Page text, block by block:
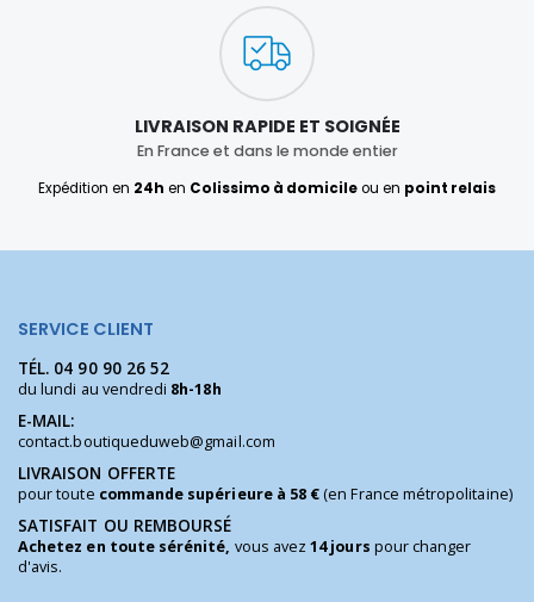
LIVRAISON RAPIDE ET SOIGNÉE
En France et dans le monde entier
Expédition en 24h en Colissimo à domicileou en point relais
SERVICE CLIENT
TÉL. 04 90 90 26 52
du lundi au vendredi 8h-18h
E-MAIL:
contact.boutiqueduweb@gmail.com
LIVRAISON OFFERTE
pour toute commande supérieure à 58 €(en France métropolitaine)
SATISFAIT OU REMBOURSÉ
Achetez en toute sérénité, vous avez14 jours pour changer
d'avis.